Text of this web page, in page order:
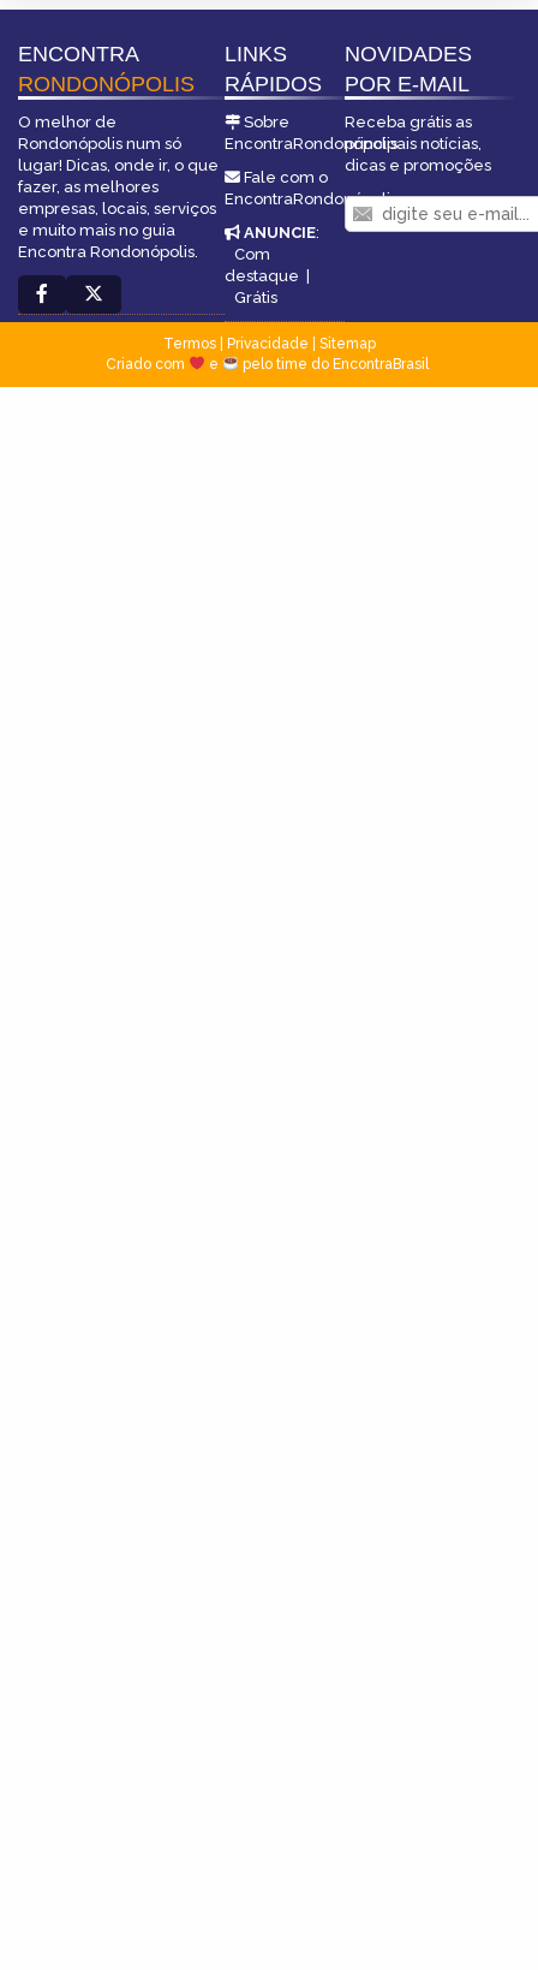
ENCONTRA
RONDONÓPOLIS
O melhor de
Rondonópolis num só
lugar! Dicas, onde ir, o que
fazer, as melhores
empresas, locais, serviços
e muito mais no guia
Encontra Rondonópolis.
LINKS
RÁPIDOS
Sobre
EncontraRondonópolis
Fale com o
EncontraRondonópolis
ANUNCIE:
Com
destaque
Grátis
NOVIDADES
POR E-MAIL
Receba grátis as
principais notícias,
dicas e promoções
Termos| Privacidade
Sitemap
Criado com
e pelo time do EncontraBrasil